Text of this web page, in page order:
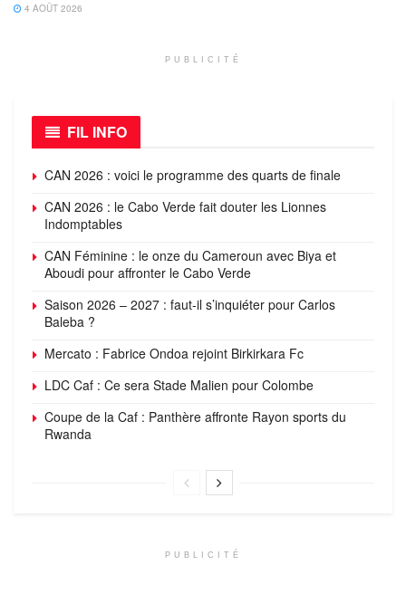
4 AOÛT 2026
PUBLICITÉ
FIL INFO
CAN 2026 : voici le programme des quarts de finale
CAN 2026 : le Cabo Verde fait douter les Lionnes
Indomptables
CAN Féminine : le onze du Cameroun avec Biya et
Aboudi pour affronter le Cabo Verde
Saison 2026 – 2027 : faut-il s’inquiéter pour Carlos
Baleba ?
Mercato : Fabrice Ondoa rejoint Birkirkara Fc
LDC Caf : Ce sera Stade Malien pour Colombe
Coupe de la Caf : Panthère affronte Rayon sports du
Rwanda
PUBLICITÉ